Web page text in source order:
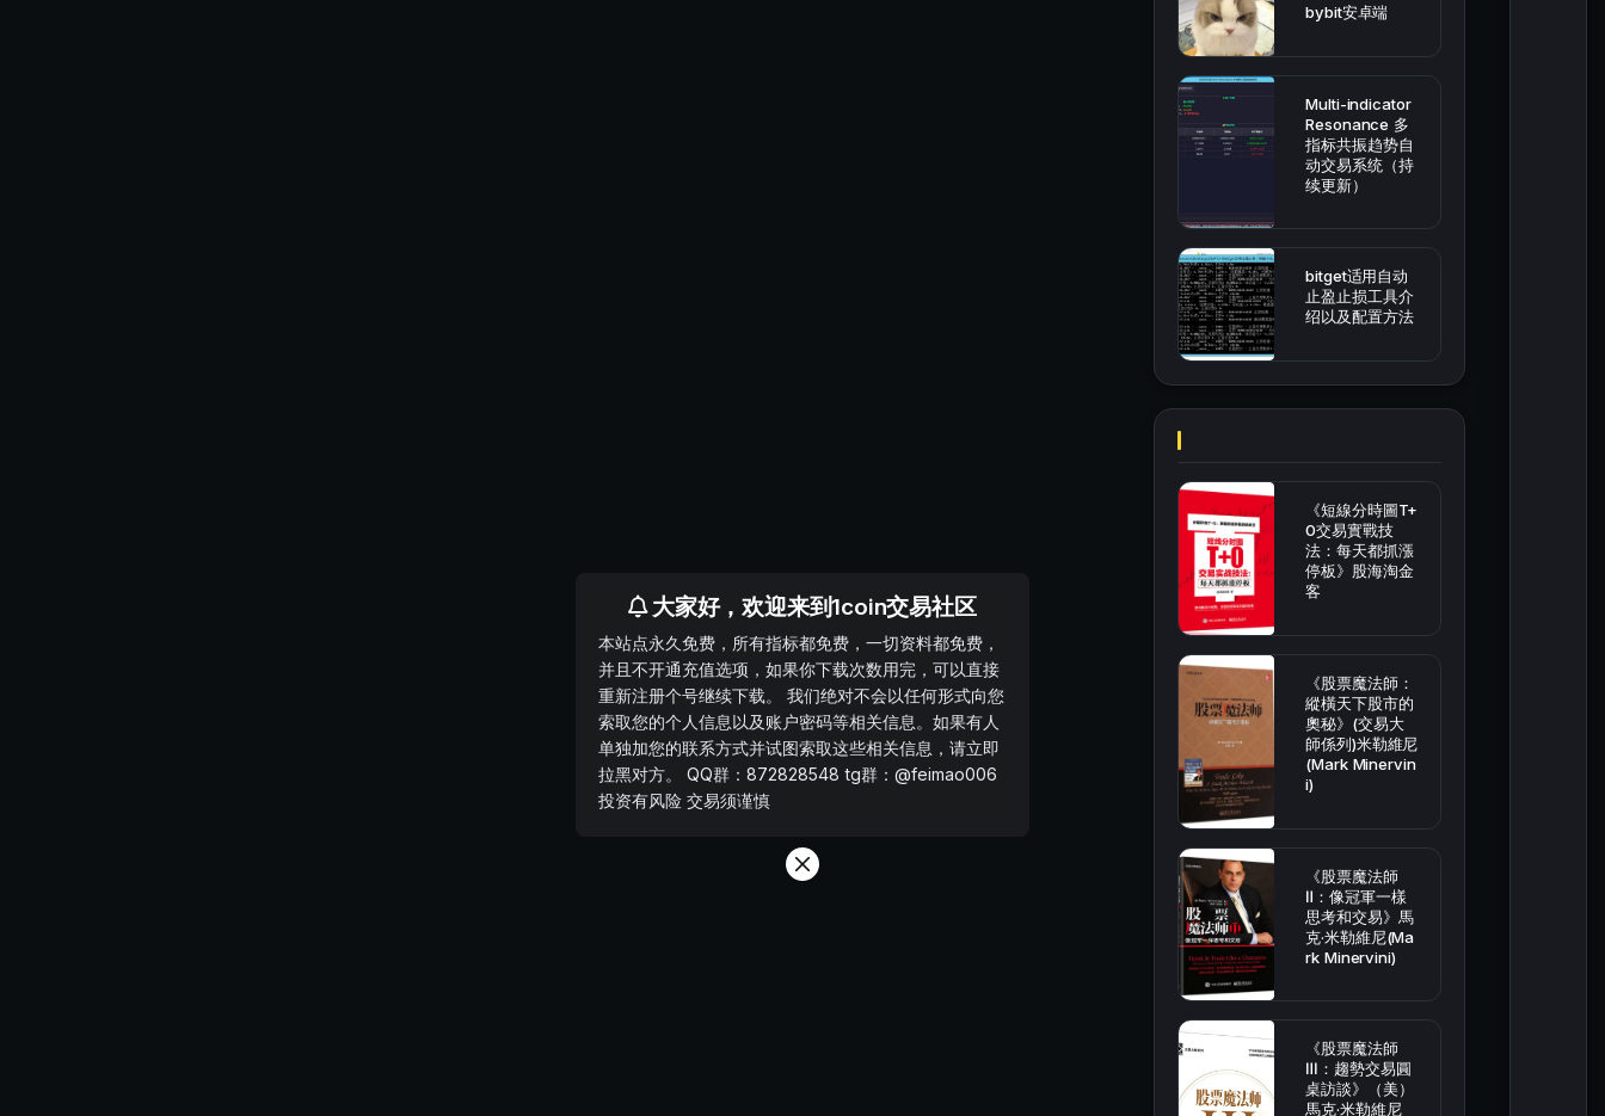
bybit安卓端
Multi-indicator
Resonance 多
指标共振趋势自
动交易系统（持
续更新）
bitget适用自动
止盈止损工具介
绍以及配置方法
《短線分時圖T+
0交易實戰技
法：每天都抓漲
停板》股海淘金
客
《股票魔法師：
縱橫天下股市的
奧秘》(交易大
師係列)米勒維尼
(Mark Minervin
i)
《股票魔法師
Ⅱ：像冠軍一樣
思考和交易》馬
克·米勒維尼(Ma
rk Minervini)
《股票魔法師
Ⅲ：趨勢交易圓
桌訪談》（美）
馬克·米勒維尼
大家好，欢迎来到1coin交易社区
本站点永久免费，所有指标都免费，一切资料都免费，
并且不开通充值选项，如果你下载次数用完，可以直接
重新注册个号继续下载。 我们绝对不会以任何形式向您
索取您的个人信息以及账户密码等相关信息。如果有人
单独加您的联系方式并试图索取这些相关信息，请立即
拉黑对方。 QQ群：872828548 tg群：@feimao006
投资有风险 交易须谨慎